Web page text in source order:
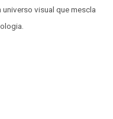
visual que mescla